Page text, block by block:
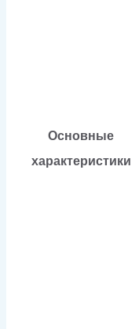
Основные
характеристики